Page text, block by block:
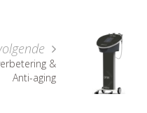
&
Anti-aging